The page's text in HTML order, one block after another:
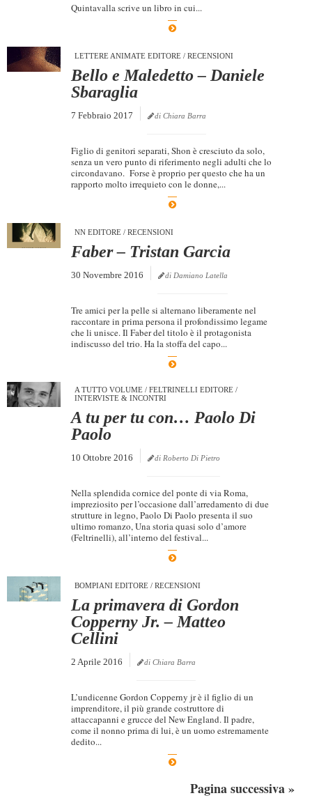
Quintavalla scrive un libro in cui...
LETTERE ANIMATE EDITORE/ RECENSIONI
Bello e Maledetto – Daniele
Sbaraglia
7 Febbraio 2017 di Chiara Barra
Figlio di genitori separati, Shon è cresciuto da solo,
senza un vero punto di riferimento negli adulti che lo
circondavano. Forse è proprio per questo che ha un
rapporto molto irrequieto con le donne,...
NN EDITORE/ RECENSIONI
Faber – Tristan Garcia
30 Novembre 2016 di Damiano Latella
Tre amici per la pelle si alternano liberamente nel
raccontare in prima persona il profondissimo legame
che li unisce. Il Faber del titolo è il protagonista
indiscusso del trio. Ha la stoffa del capo...
A TUTTO VOLUME/ FELTRINELLI EDITORE/
INTERVISTE & INCONTRI
A tu per tu con… Paolo Di
Paolo
10 Ottobre 2016 di Roberto Di Pietro
Nella splendida cornice del ponte di via Roma,
impreziosito per l’occasione dall’arredamento di due
strutture in legno, Paolo Di Paolo presenta il suo
ultimo romanzo, Una storia quasi solo d’amore
(Feltrinelli), all’interno del festival...
BOMPIANI EDITORE/ RECENSIONI
La primavera di Gordon
Copperny Jr. – Matteo
Cellini
2 Aprile 2016 di Chiara Barra
L’undicenne Gordon Copperny jr è il figlio di un
imprenditore, il più grande costruttore di
attaccapanni e grucce del New England. Il padre,
come il nonno prima di lui, è un uomo estremamente
dedito...
Pagina successiva »